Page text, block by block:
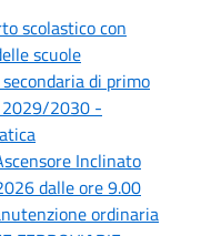
scolastico con
scuole
di primo
2029/2030 -
Inclinato
dalle ore 9.00
ordinaria